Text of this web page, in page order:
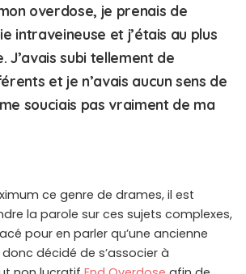
overdose, je prenais de
intraveineuse et j’étais au plus
J’avais subi tellement de
et je n’avais aucun sens de
souciais pas vraiment de ma
ce genre de drames, il est
la parole sur ces sujets complexes,
pour en parler qu’une ancienne
décidé de s’associer à